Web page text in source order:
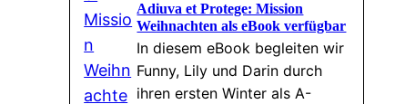
Adiuva et Protege: Mission
Weihnachten als eBook verfügbar
In diesem eBook begleiten wir
Funny, Lily und Darin durch
ihren ersten Winter als A-